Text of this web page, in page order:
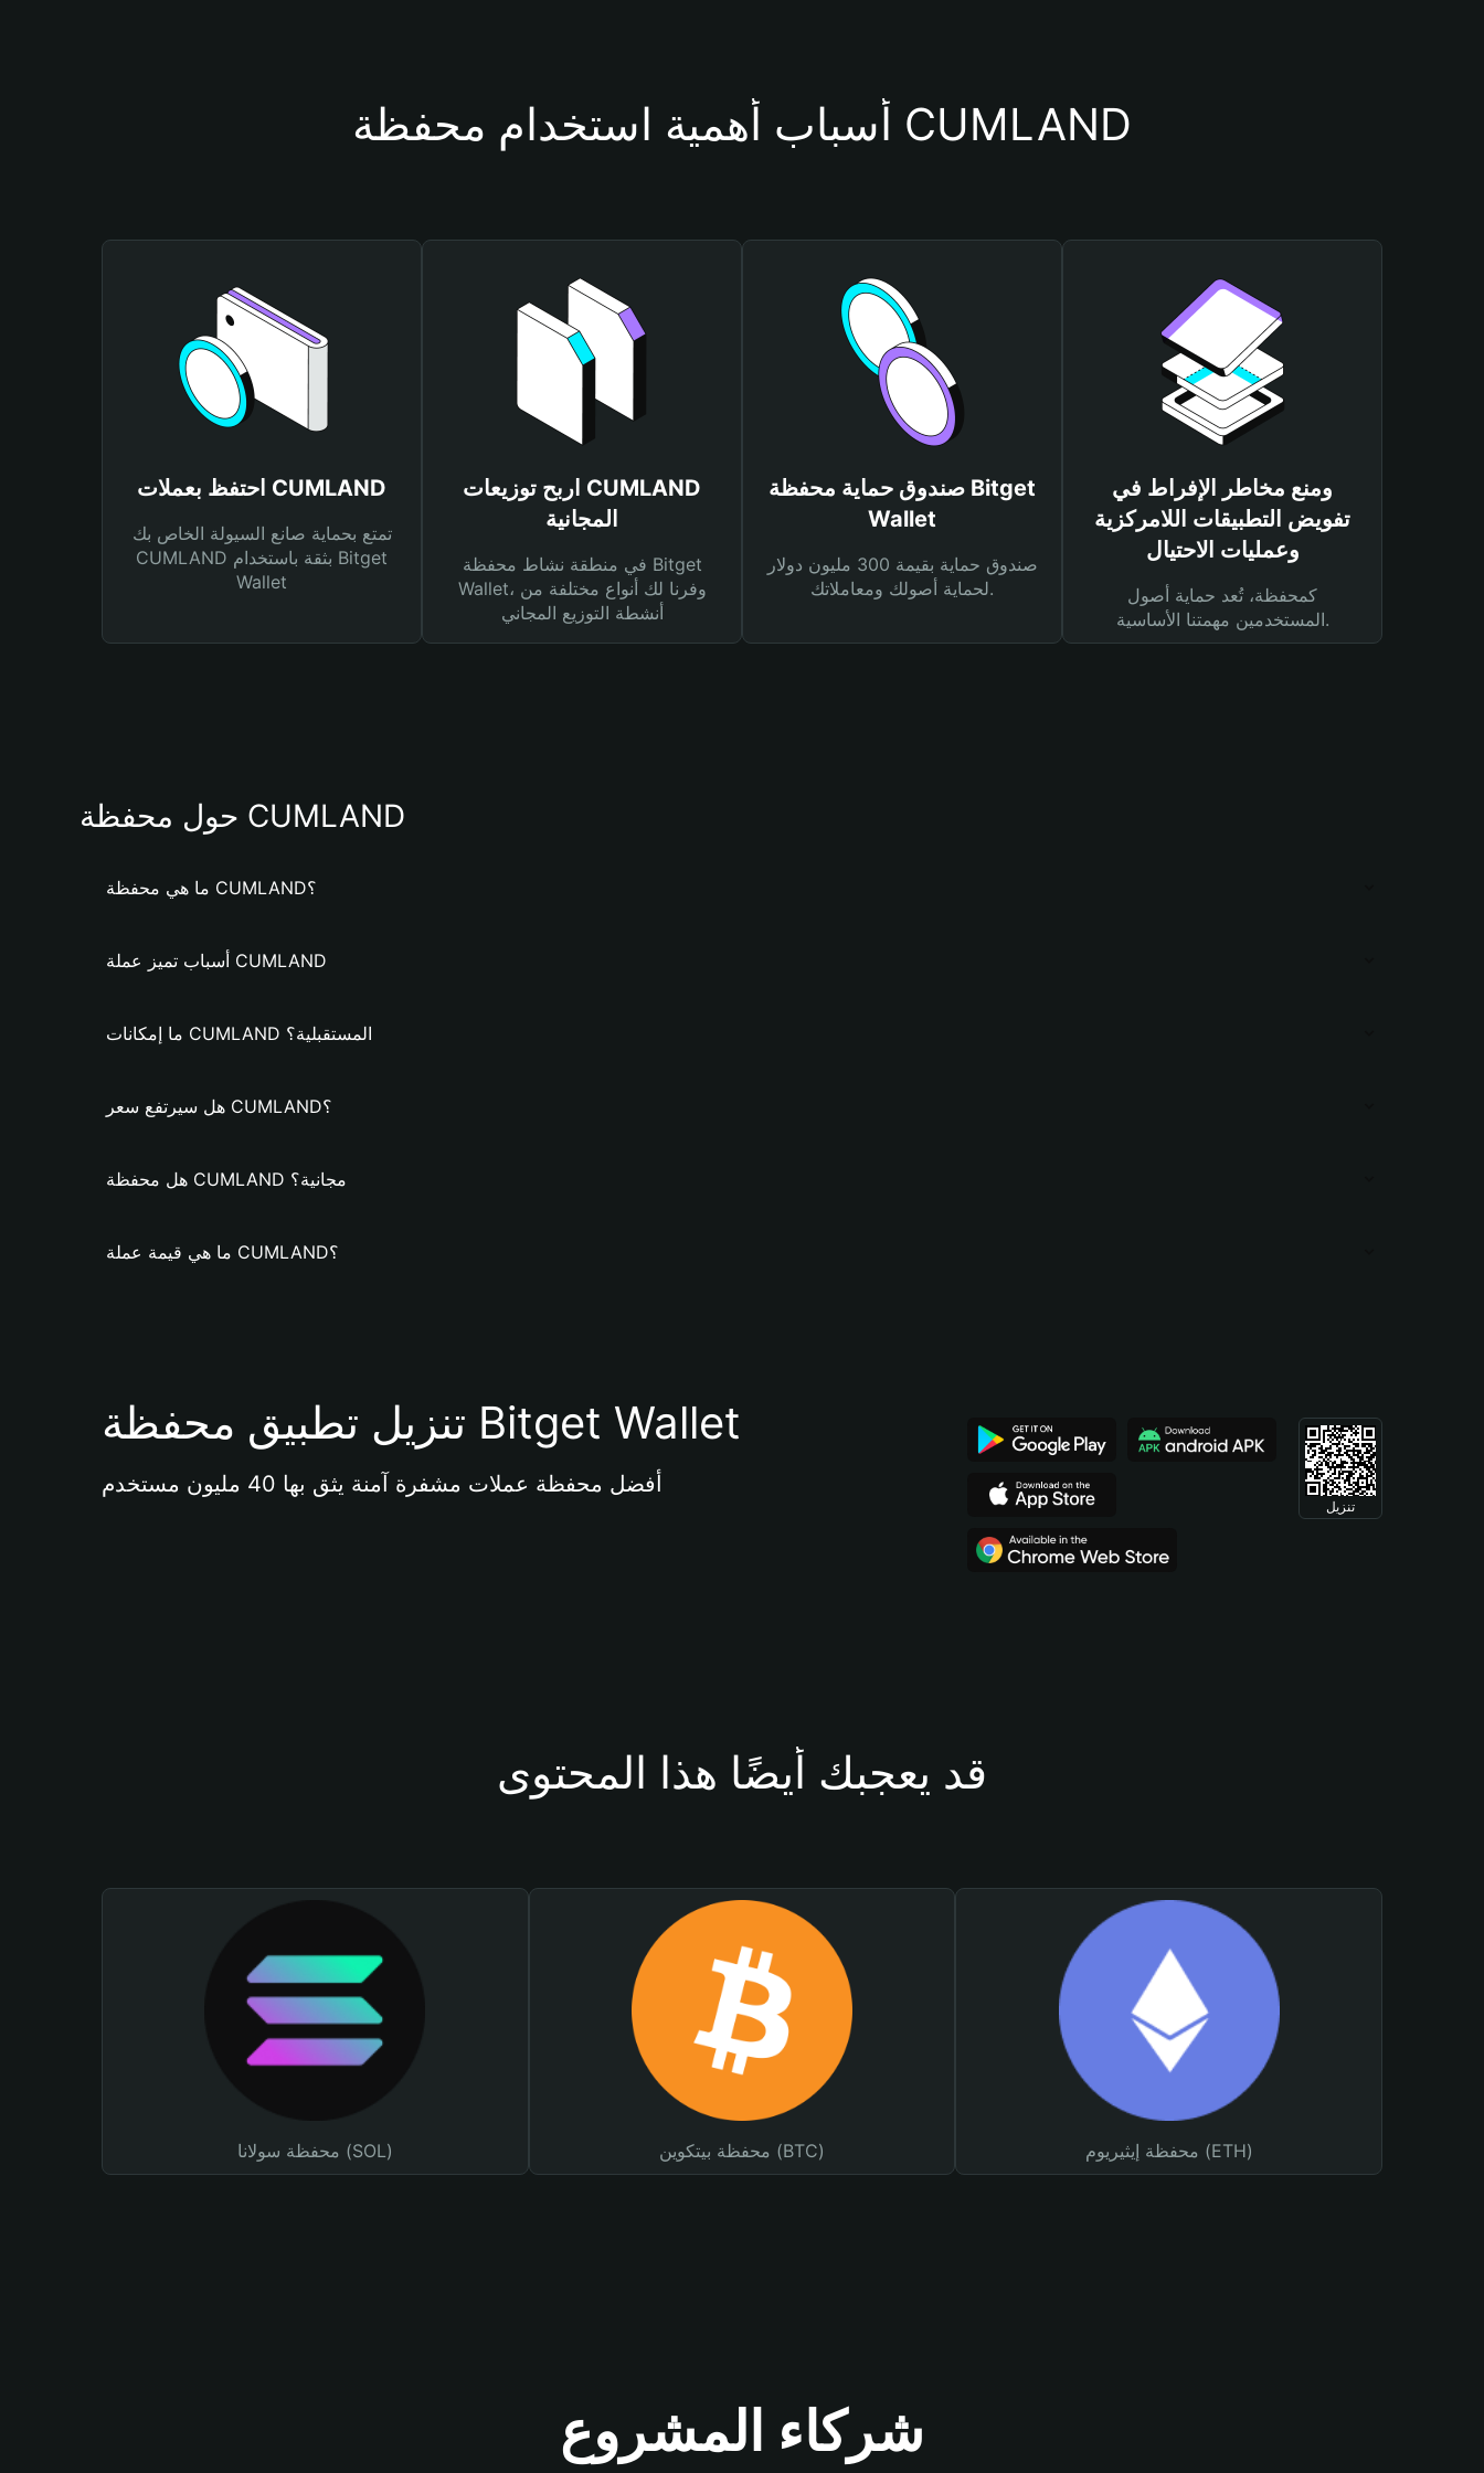
أسباب أهمية استخدام محفظة CUMLAND
احتفظ بعملات CUMLAND
تمتع بحماية صانع السيولة الخاص بك
CUMLAND بثقة باستخدام Bitget
Wallet
اربح توزيعات CUMLAND
المجانية
في منطقة نشاط محفظة Bitget
Wallet، وفرنا لك أنواع مختلفة من
أنشطة التوزيع المجاني
صندوق حماية محفظة Bitget
Wallet
صندوق حماية بقيمة 300 مليون دولار
لحماية أصولك ومعاملاتك.
ومنع مخاطر الإفراط في
تفويض التطبيقات اللامركزية
وعمليات الاحتيال
كمحفظة، تُعد حماية أصول
المستخدمين مهمتنا الأساسية.
حول محفظة CUMLAND
ما هي محفظة CUMLAND؟
أسباب تميز عملة CUMLAND
ما إمكانات CUMLAND المستقبلية؟
هل سيرتفع سعر CUMLAND؟
هل محفظة CUMLAND مجانية؟
ما هي قيمة عملة CUMLAND؟
تنزيل تطبيق محفظة Bitget Wallet
أفضل محفظة عملات مشفرة آمنة يثق بها 40 مليون مستخدم
تنزيل
قد يعجبك أيضًا هذا المحتوى
محفظة سولانا (SOL) محفظة بيتكوين (BTC) محفظة إيثيريوم (ETH)
شركاء المشروع